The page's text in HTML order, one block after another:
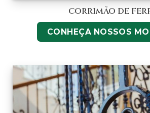
CORRIMÃO DE
CONHEÇA NOSSOS